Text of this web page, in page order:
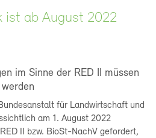
ist ab August 2022
im Sinne der RED II müssen
für Landwirtschaft und
am 1. August 2022
II bzw. BioSt-NachV gefordert,